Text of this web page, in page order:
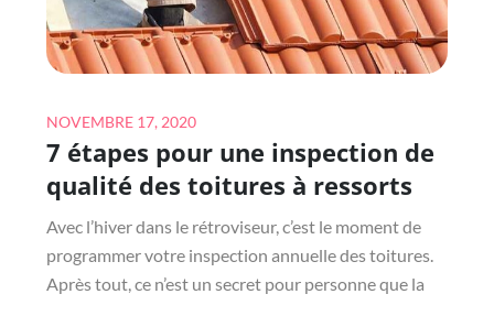
Posted
on
NOVEMBRE 17, 2020
7 étapes pour une inspection de
qualité des toitures à ressorts
Avec l’hiver dans le rétroviseur, c’est le moment de
programmer votre inspection annuelle des toitures.
Après tout, ce n’est un secret pour personne que la